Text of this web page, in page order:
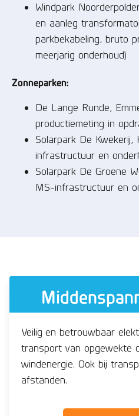
Windpark
en aanleg
parkbekabeling, bruto
meerjarig onderhoud)
Zonneparken:
De Lange Runde,
productiemeting in
Solarpark De
infrastructuur en
Solarpark De Groene
MS-infrastructuur en
Veilig en betrouwbaar
transport van opgewekte
windenergie. Ook bij
afstanden.